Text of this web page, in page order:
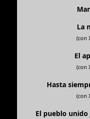
La
(con
El
(con
Hasta
(con
El pueblo